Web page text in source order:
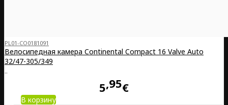
PL01-CO0181091
Велосипедная камера Continental Compact 16 Valve Auto
32/47-305/349
..
5 95€
В корзину